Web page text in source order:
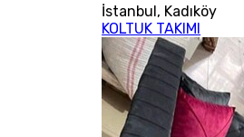
İstanbul, Kadıköy
KOLTUK TAKIMI